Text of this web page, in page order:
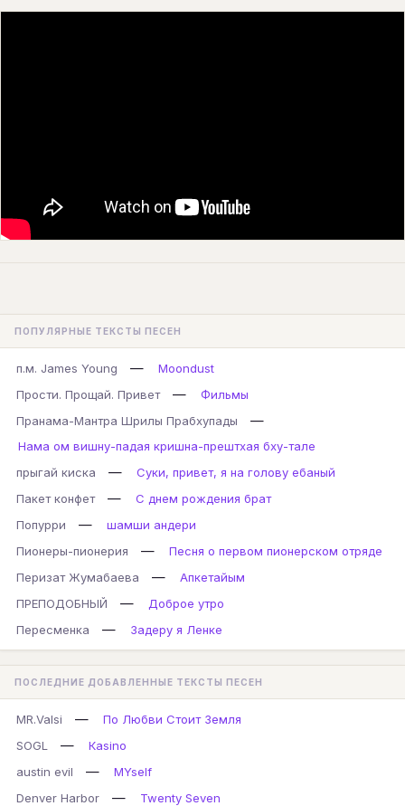
ПОПУЛЯРНЫЕ ТЕКСТЫ ПЕСЕН
п.м. James Young —
Moondust
Прости. Прощай. Привет
—
Фильмы
Пранама-Мантра Шрилы Прабхупады
—
Нама ом вишну-падая кришна-прештхая бху-тале
прыгай киска
—
Суки, привет, я на голову ебаный
Пакет конфет
—
С днем рождения брат
Попурри
—
шамши андери
Пионеры-пионерия
—
Песня о первом пионерском отряде
Перизат Жумабаева
—
Апкетайым
ПРЕПОДОБНЫЙ
—
Доброе утро
Пересменка
— Задеру я Ленке
ПОСЛЕДНИЕ ДОБАВЛЕННЫЕ ТЕКСТЫ ПЕСЕН
MR.Valsi —
По Любви Стоит Земля
SOGL
—
Кasino
austin evil
—
MYself
Denver Harbor
— Twenty Seven